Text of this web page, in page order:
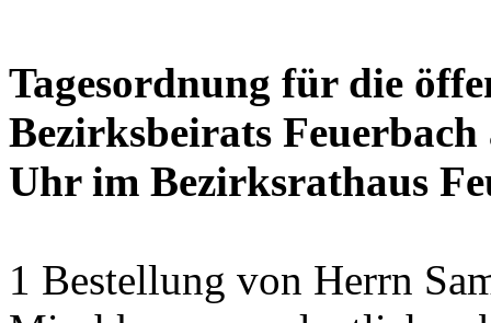
Tagesordnung für die
Bezirksbeirats
Uhr im Bezirksrathaus
1 Bestellung von Herrn